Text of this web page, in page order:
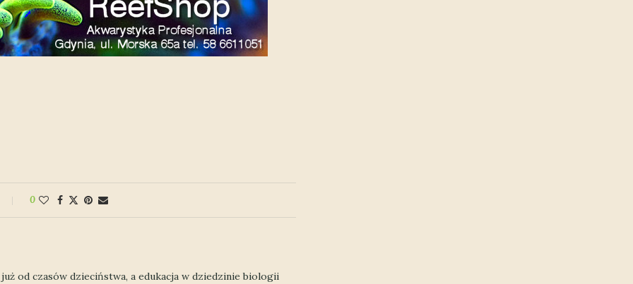
0
od czasów dzieciństwa, a edukacja w dziedzinie biologii